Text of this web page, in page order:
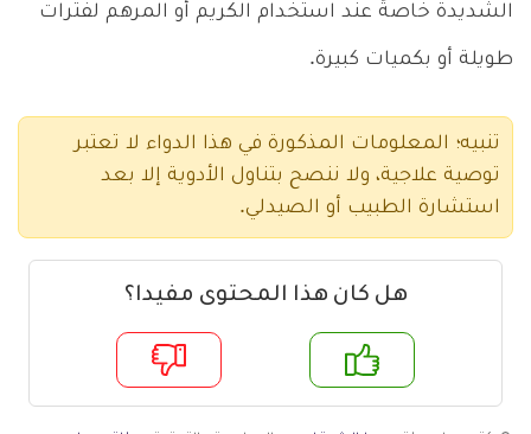
الشديدة خاصةً عند استخدام الكريم أو المرهم لفترات
طويلة أو بكميات كبيرة.
تنبيه؛ المعلومات المذكورة في هذا الدواء لا تعتبر
توصية علاجية، ولا ننصح بتناول الأدوية إلا بعد
استشارة الطبيب أو الصيدلي.
هل كان هذا المحتوى مفيدا؟
لا